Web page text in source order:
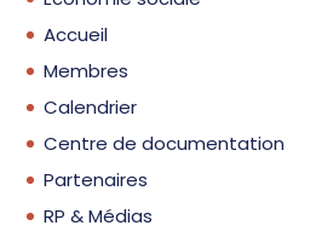
Accueil
Membres
Calendrier
Centre de documentation
Partenaires
RP & Médias